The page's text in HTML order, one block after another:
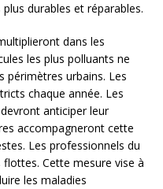
durables et réparables.
dans les
les plus polluants ne
périmètres urbains. Les
chaque année. Les
anticiper leur
accompagneront cette
Les professionnels du
Cette mesure vise à
les maladies